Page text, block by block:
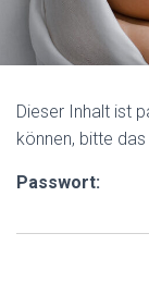
Dieser Inhalt ist
können, bitte
Passwort: